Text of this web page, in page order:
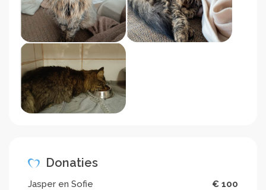
Donaties
Jasper en Sofie € 100